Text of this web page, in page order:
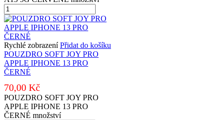
Rychlé zobrazení Přidat do košíku
POUZDRO SOFT JOY PRO
APPLE IPHONE 13 PRO
ČERNÉ
70,00 Kč
POUZDRO SOFT JOY PRO
APPLE IPHONE 13 PRO
ČERNÉ množství